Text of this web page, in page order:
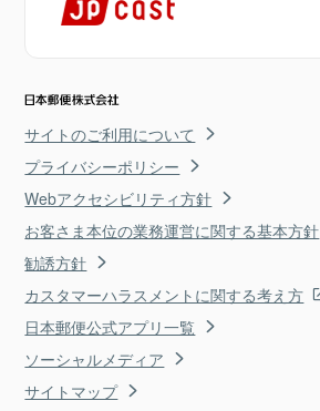
サイトのご利用について
プライバシーポリシー
Webアクセシビリティ方針
お客さま本位の業務運営に関する基本方針
勧誘方針
カスタマーハラスメントに関する考え方
日本郵便公式アプリ一覧
ソーシャルメディア
サイトマップ